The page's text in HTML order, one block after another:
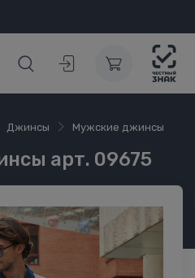
Джинсы Мужские джинсы
арт. 09675